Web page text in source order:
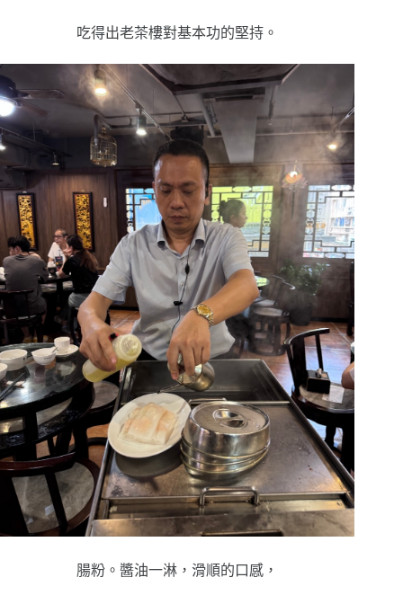
吃得出老茶樓對基本功的堅持。
腸粉。醬油一淋， 滑順的口感，